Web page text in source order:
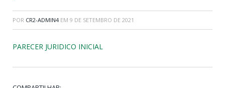
POR CR2-ADMIN4 EM 9 DE SETEMBRO DE 2021
PARECER JURIDICO INICIAL